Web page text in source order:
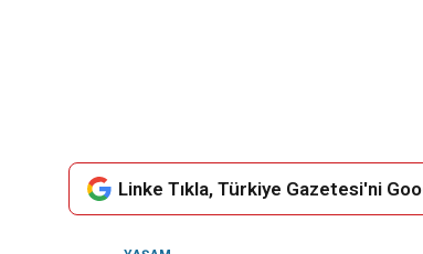
Linke Tıkla, Türkiye Gazetesi'ni